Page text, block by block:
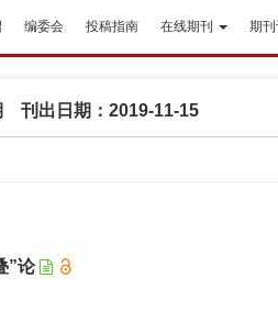
编委会 投稿指南 在线期刊 期
刊出日期：2019-11-15
”论